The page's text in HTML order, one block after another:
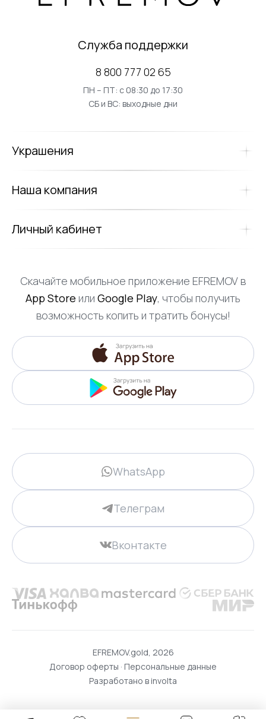
Служба поддержки
8 800 777 02 65
ПН – ПТ: с 08:30 до 17:30
СБ и ВС: выходные дни
Украшения
Наша компания
Личный кабинет
Скачайте мобильное приложение EFREMOV в
App Store или Google Play, чтобы получить
возможность копить и тратить бонусы!
WhatsApp
Телеграм
Вконтакте
EFREMOV.gold, 2026
Договор оферты · Персональные данные
Разработано в involta